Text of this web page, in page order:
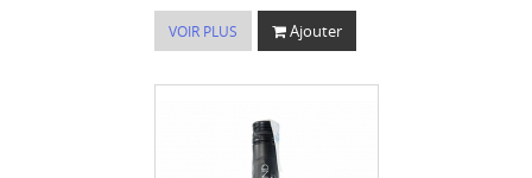
VOIR PLUS Ajouter